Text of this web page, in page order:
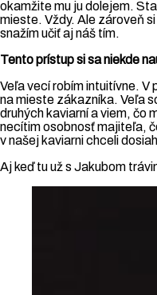
okamžite mu ju dolejem.
mieste. Vždy. Ale zároveň
snažím učiť aj náš tím.
Tento prístup si sa niekde
Veľa vecí robím intuitívne. V
na mieste zákazníka. Veľa
druhých kaviarní a viem, čo
necítim osobnosť majiteľa,
v našej kaviarni chceli
Aj keď tu už s Jakubom